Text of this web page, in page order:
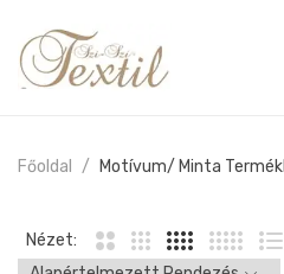
Főoldal Motívum/ Minta Termék
Nézet: